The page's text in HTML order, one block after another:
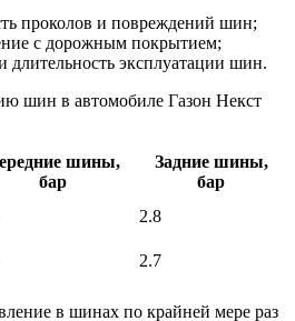
проколов и повреждений шин;
с дорожным покрытием;
длительность эксплуатации шин.
шин в автомобиле Газон Некст
шины,
бар
Задние шины,
бар
2.8
2.7
в шинах по крайней мере раз